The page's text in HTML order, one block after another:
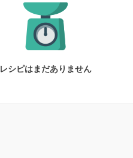
レシピはまだありません